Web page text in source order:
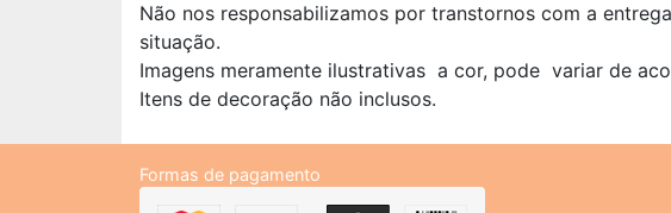
Não nos responsabilizamos por transtornos com a
situação.
Imagens meramente ilustrativas a cor, pode variar de
Itens de decoração não inclusos.
Formas de pagamento